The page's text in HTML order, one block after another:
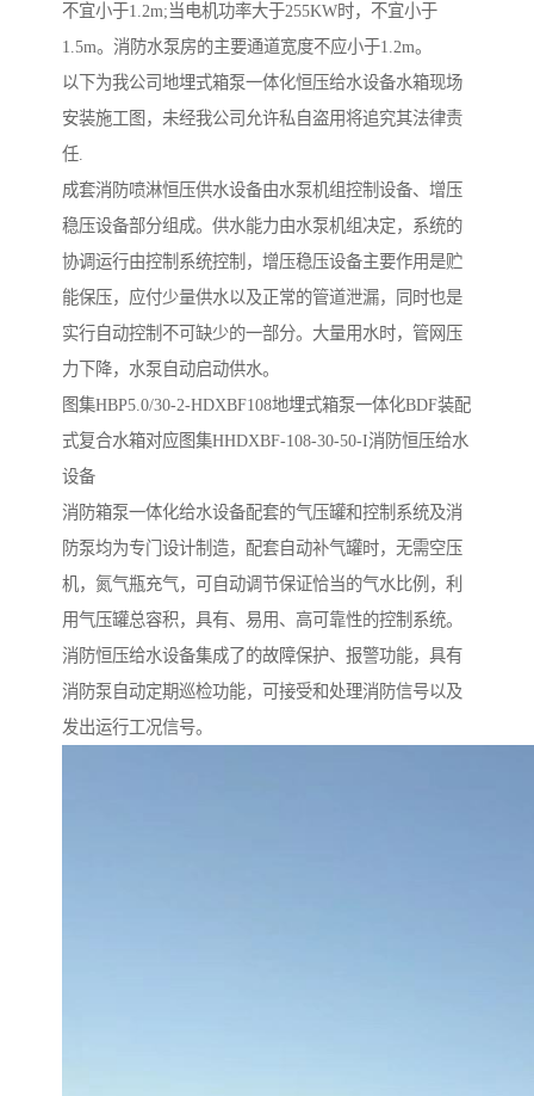
不宜小于1.2m;当电机功率大于255KW时，不宜小于
1.5m。消防水泵房的主要通道宽度不应小于1.2m。
以下为我公司地埋式箱泵一体化恒压给水设备水箱现场
安装施工图，未经我公司允许私自盗用将追究其法律责
任.
成套消防喷淋恒压供水设备由水泵机组控制设备、增压
稳压设备部分组成。供水能力由水泵机组决定，系统的
协调运行由控制系统控制，增压稳压设备主要作用是贮
能保压，应付少量供水以及正常的管道泄漏，同时也是
实行自动控制不可缺少的一部分。大量用水时，管网压
力下降，水泵自动启动供水。
图集HBP5.0/30-2-HDXBF108地埋式箱泵一体化BDF装配
式复合水箱对应图集HHDXBF-108-30-50-I消防恒压给水
设备
消防箱泵一体化给水设备配套的气压罐和控制系统及消
防泵均为专门设计制造，配套自动补气罐时，无需空压
机，氮气瓶充气，可自动调节保证恰当的气水比例，利
用气压罐总容积，具有、易用、高可靠性的控制系统。
消防恒压给水设备集成了的故障保护、报警功能，具有
消防泵自动定期巡检功能，可接受和处理消防信号以及
发出运行工况信号。